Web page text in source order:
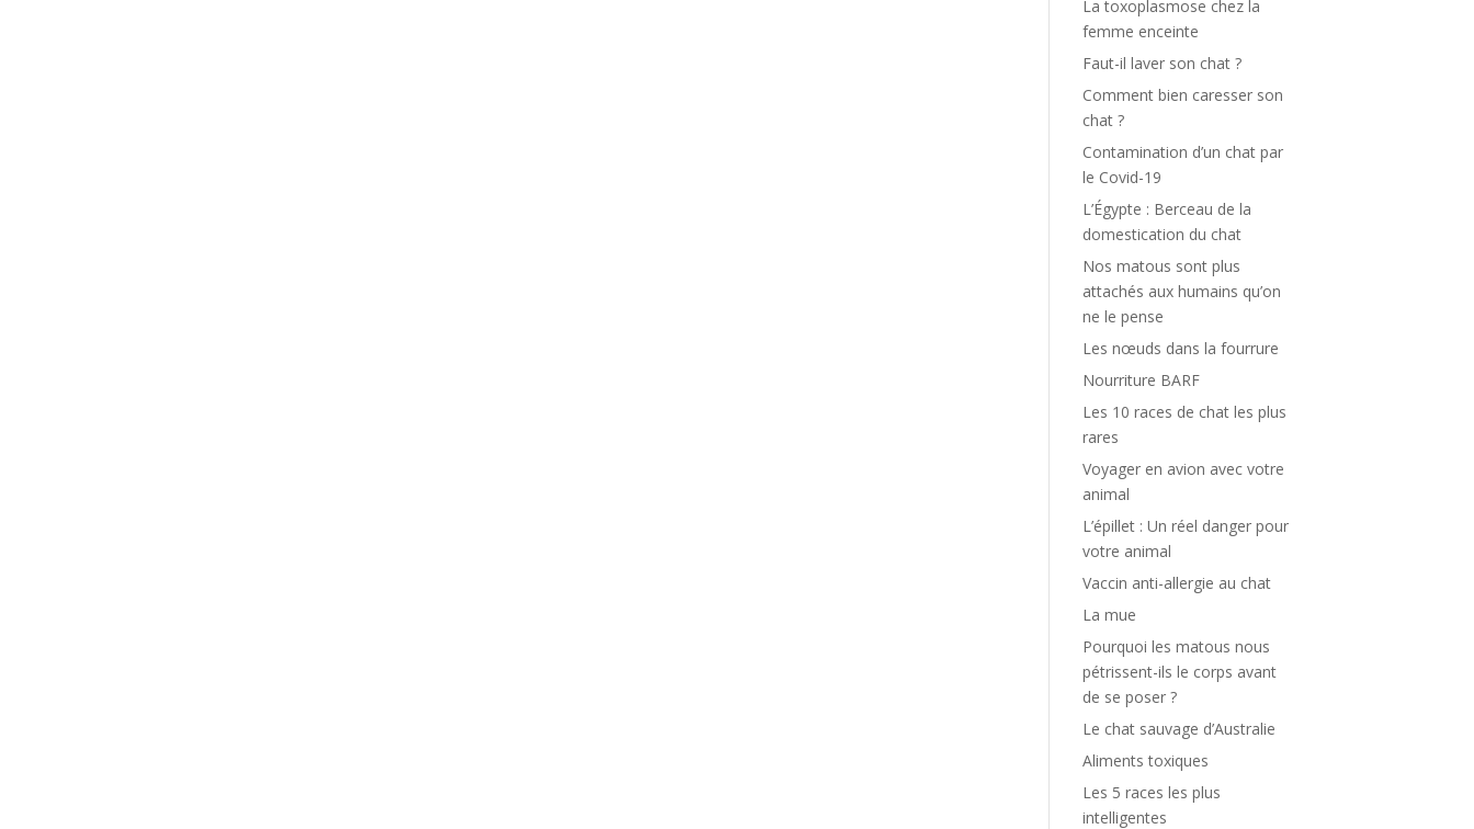
La toxoplasmose chez la
femme enceinte
Faut-il laver son chat ?
Comment bien caresser son
chat ?
Contamination d’un chat par
le Covid-19
L’Égypte : Berceau de la
domestication du chat
Nos matous sont plus
attachés aux humains qu’on
ne le pense
Les nœuds dans la fourrure
Nourriture BARF
Les 10 races de chat les plus
rares
Voyager en avion avec votre
animal
L’épillet : Un réel danger pour
votre animal
Vaccin anti-allergie au chat
La mue
Pourquoi les matous nous
pétrissent-ils le corps avant
de se poser ?
Le chat sauvage d’Australie
Aliments toxiques
Les 5 races les plus
intelligentes